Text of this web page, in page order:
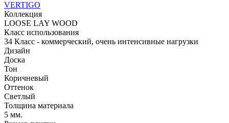
VERTIGO
Коллекция
LOOSE LAY WOOD
Класс использования
34 Класс - коммерческий, очень интенсивные нагрузки
Дизайн
Доска
Тон
Коричневый
Оттенок
Светлый
Толщина материала
5 мм.